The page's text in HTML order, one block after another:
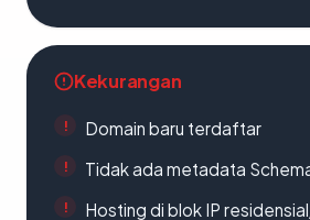
Kekurangan
Domain baru terdaftar
Tidak ada metadata
Hosting di blok IP